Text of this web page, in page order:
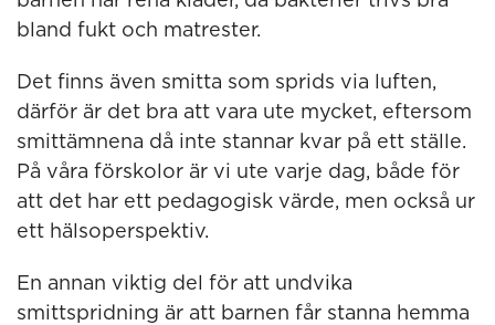
bland fukt och matrester.
Det finns även smitta som sprids via luften,
därför är det bra att vara ute mycket, eftersom
smittämnena då inte stannar kvar på ett ställe.
På våra förskolor är vi ute varje dag, både för
att det har ett pedagogisk värde, men också ur
ett hälsoperspektiv.
En annan viktig del för att undvika
smittspridning är att barnen får stanna hemma